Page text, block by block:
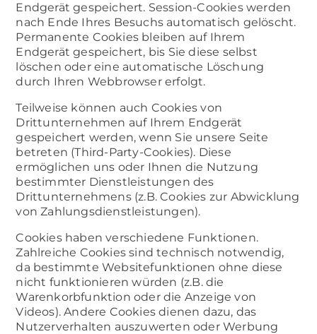
Endgerät gespeichert. Session-Cookies werden
nach Ende Ihres Besuchs automatisch gelöscht.
Permanente Cookies bleiben auf Ihrem
Endgerät gespeichert, bis Sie diese selbst
löschen oder eine automatische Löschung
durch Ihren Webbrowser erfolgt.
Teilweise können auch Cookies von
Drittunternehmen auf Ihrem Endgerät
gespeichert werden, wenn Sie unsere Seite
betreten (Third-Party-Cookies). Diese
ermöglichen uns oder Ihnen die Nutzung
bestimmter Dienstleistungen des
Drittunternehmens (z.B. Cookies zur Abwicklung
von Zahlungsdienstleistungen).
Cookies haben verschiedene Funktionen.
Zahlreiche Cookies sind technisch notwendig,
da bestimmte Websitefunktionen ohne diese
nicht funktionieren würden (z.B. die
Warenkorbfunktion oder die Anzeige von
Videos). Andere Cookies dienen dazu, das
Nutzerverhalten auszuwerten oder Werbung